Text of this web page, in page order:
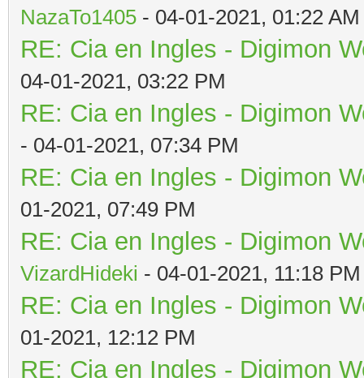
NazaTo1405 - 04-01-2021, 01:22 AM
RE: Cia en Ingles - Digimon
04-01-2021, 03:22 PM
RE: Cia en Ingles - Digimon
- 04-01-2021, 07:34 PM
RE: Cia en Ingles - Digimon
01-2021, 07:49 PM
RE: Cia en Ingles - Digimon
VizardHideki - 04-01-2021, 11:18 PM
RE: Cia en Ingles - Digimon
01-2021, 12:12 PM
RE: Cia en Ingles - Digimon